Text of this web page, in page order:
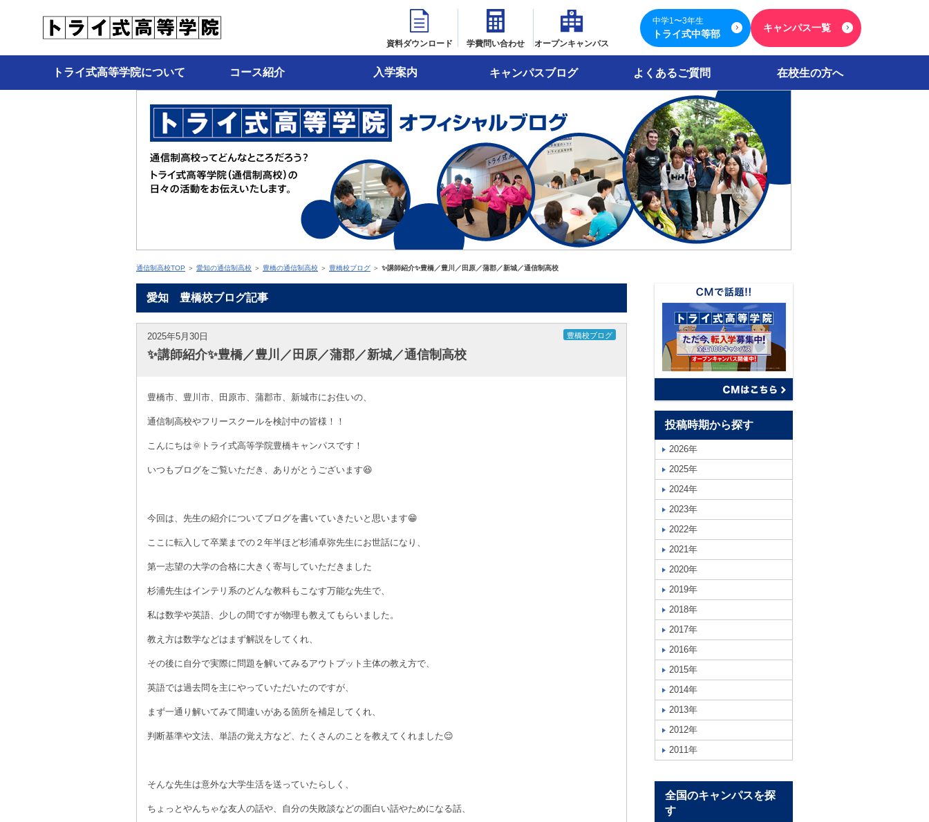
資料ダウンロード 学費問い合わせ オープンキャンパス
中学1〜3年生
トライ式中等部
キャンパス一覧
トライ式高等学院について コース紹介 入学案内 キャンパスブログ よくあるご質問 在校生の方へ
通信制高校TOP ＞ 愛知の通信制高校 ＞ 豊橋の通信制高校 ＞ 豊橋校ブログ ＞ ✨講師紹介✨豊橋／豊川／田原／蒲郡／新城／通信制高校
愛知 豊橋校ブログ記事
2025年5月30日 豊橋校ブログ
✨講師紹介✨豊橋／豊川／田原／蒲郡／新城／通信制高校
豊橋市、豊川市、田原市、蒲郡市、新城市にお住いの、
通信制高校やフリースクールを検討中の皆様！！
こんにちは🌞トライ式高等学院豊橋キャンパスです！
いつもブログをご覧いただき、ありがとうございます😆
今回は、先生の紹介についてブログを書いていきたいと思います😁
ここに転入して卒業までの２年半ほど杉浦卓弥先生にお世話になり、
第一志望の大学の合格に大きく寄与していただきました
杉浦先生はインテリ系のどんな教科もこなす万能な先生で、
私は数学や英語、少しの間ですが物理も教えてもらいました。
教え方は数学などはまず解説をしてくれ、
その後に自分で実際に問題を解いてみるアウトプット主体の教え方で、
英語では過去問を主にやっていただいたのですが、
まず一通り解いてみて間違いがある箇所を補足してくれ、
判断基準や文法、単語の覚え方など、たくさんのことを教えてくれました😌
そんな先生は意外な大学生活を送っていたらしく、
ちょっとやんちゃな友人の話や、自分の失敗談などの面白い話やためになる話、
投稿時期から探す
2026年
2025年
2024年
2023年
2022年
2021年
2020年
2019年
2018年
2017年
2016年
2015年
2014年
2013年
2012年
2011年
全国のキャンパスを探
す